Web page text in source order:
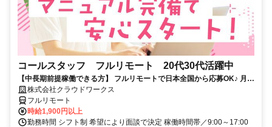
コールスタッフ フルリモート 20代30代活躍中
【中長期前提稼働できる方】 フルリモートで日本全国から応募OK♪ 月稼
働80時間で安定収入！
株式会社クラウドワークス
フルリモート
時給1,900円以上
勤務時間 シフト制 希望により面談で決定 稼働時間帯／9:00～17:00